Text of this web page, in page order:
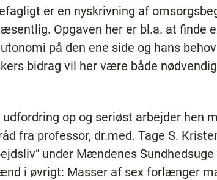
er en nyskrivning af
Opgaven her er bl.a. at finde
på den ene side og hans
bidrag vil her være både
op og seriøst arbejder hen
fra professor, dr.med. Tage S.
under Mændenes
i øvrigt: Masser af sex forlænger